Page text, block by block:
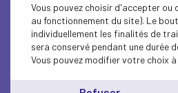
Vous pouvez choisir d'accepter ou
au fonctionnement du site). Le
individuellement les finalités de
sera conservé pendant une durée
Vous pouvez modifier votre choix